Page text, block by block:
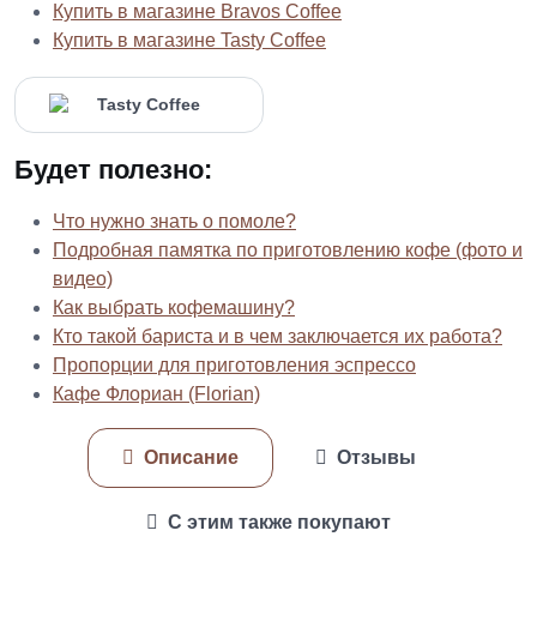
Купить в магазине Bravos Coffee
Купить в магазине Tasty Coffee
Будет полезно:
Что нужно знать о помоле?
Подробная памятка по приготовлению кофе (фото и
видео)
Как выбрать кофемашину?
Кто такой бариста и в чем заключается их работа?
Пропорции для приготовления эспрессо
Кафе Флориан (Florian)
Описание Отзывы
С этим также покупают